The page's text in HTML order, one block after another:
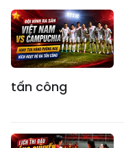
tấn công